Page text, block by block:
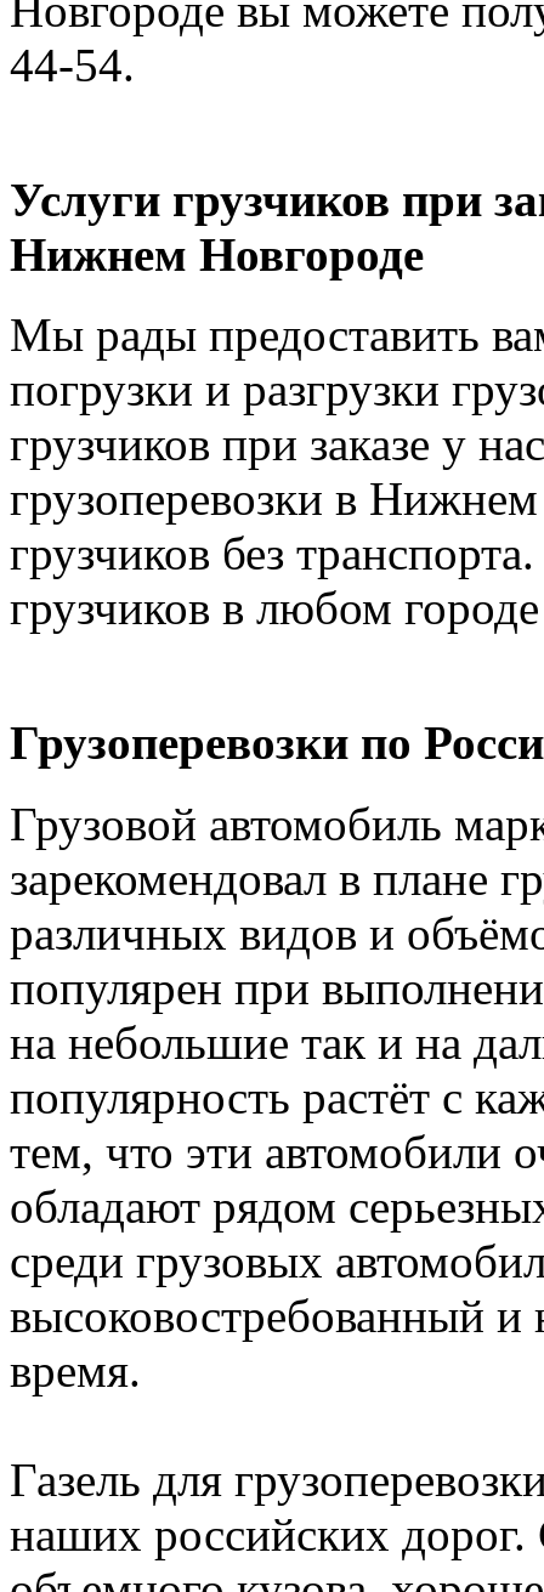
44-54.
Услуги грузчиков при
Нижнем Новгороде
Мы рады предоставить
погрузки и разгрузки
грузчиков при заказе у
грузоперевозки в
грузчиков без
грузчиков в любом
Грузоперевозки по
Грузовой автомобиль
зарекомендовал в плане
различных видов и
популярен при
на небольшие так и на
популярность растёт с
тем, что эти автомобили
обладают рядом
среди грузовых
высоковостребованный и
время.
Газель для
наших российских дорог.